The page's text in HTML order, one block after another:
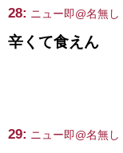
28: ニュー即@名無し
辛くて食えん
29: ニュー即@名無し